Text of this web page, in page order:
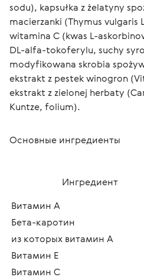
sodu), kapsułka z żelatyny
macierzanki (Thymus
witamina C (kwas L-
DL-alfa-tokoferylu, suchy
modyfikowana skrobia
ekstrakt z pestek winogron
ekstrakt z zielonej herbaty
Kuntze, folium).
Основные ингредиенты
Ингредиент
Витамин A
Бета-каротин
из которых витамин A
Витамин E
Витамин C